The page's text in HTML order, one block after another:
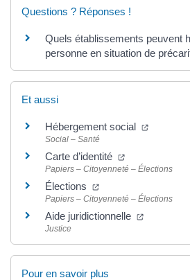
Questions ? Réponses !
Quels établissements peuvent
personne en situation de
Et aussi
Hébergement social
Social – Santé
Carte d’identité (ouverture
Papiers – Citoyenneté – Élections
Élections (ouverture dans un
Papiers – Citoyenneté – Élections
Aide juridictionnelle (ouverture
Justice
Pour en savoir plus